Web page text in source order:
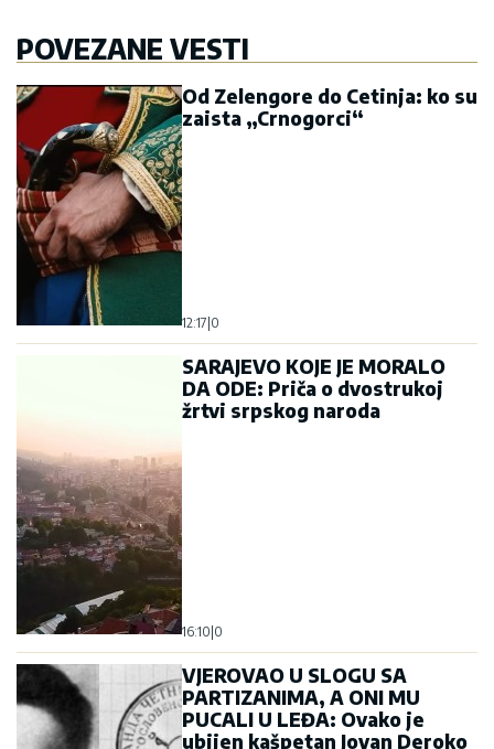
POVEZANE VESTI
Od Zelengore do Cetinja: ko su
zaista „Crnogorci“
12:17 0
SARAJEVO KOJE JE MORALO
DA ODE: Priča o dvostrukoj
žrtvi srpskog naroda
16:10 0
VJEROVAO U SLOGU SA
PARTIZANIMA, A ONI MU
PUCALI U LEĐA: Ovako je
ubijen kašpetan Jovan Deroko